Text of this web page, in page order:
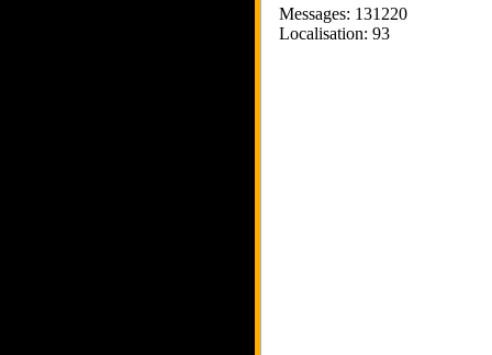
Messages: 131220
Localisation: 93